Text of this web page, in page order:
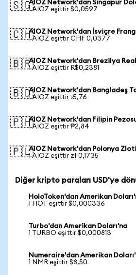
🇸🇬AIOZ Network'dan Singapur
1 AIOZ eşittir $0,0597
🇨🇭AIOZ Network'dan İsviçre
1 AIOZ eşittir CHF 0,0377
🇧🇷AIOZ Network'dan Brezilya
1 AIOZ eşittir R$0,2381
🇧🇩AIOZ Network'dan Bangladeş
1 AIOZ eşittir ৳5,76
🇵🇭AIOZ Network'dan Filipin
1 AIOZ eşittir ₱2,84
🇵🇱AIOZ Network'dan Polonya
1 AIOZ eşittir zł 0,1735
Diğer kripto paraları USD'ye
HoloToken'dan Amerikan
1 HOT eşittir $0,000336
Turbo'dan Amerikan Doları'na
1 TURBO eşittir $0,000813
Numeraire'dan Amerikan
1 NMR eşittir $8,50